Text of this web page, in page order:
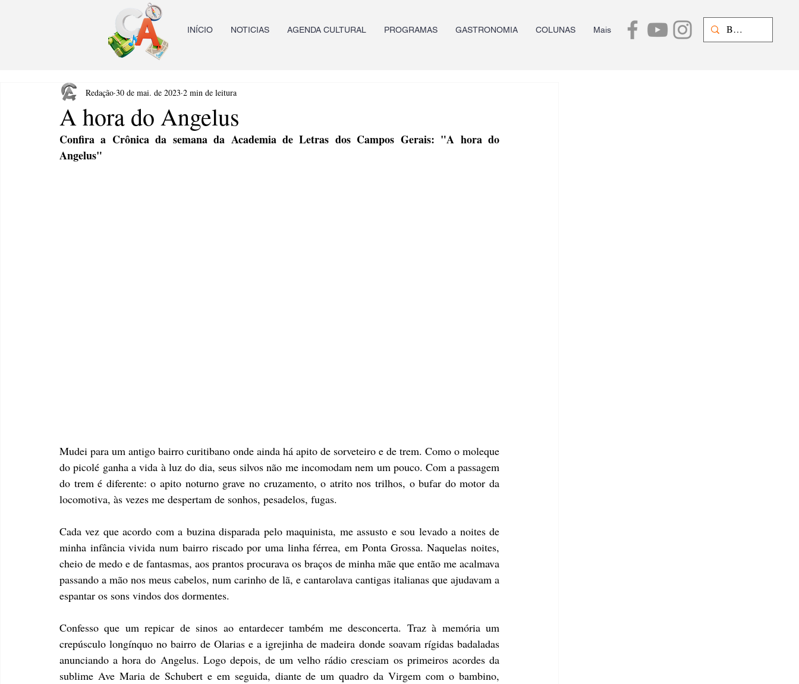
INÍCIO NOTICIAS AGENDA CULTURAL PROGRAMAS GASTRONOMIA COLUNAS Mais
A hora do Angelus
Redação 30 de mai. de 2023 2 min de leitura
Confira a Crônica da semana da Academia de Letras dos Campos Gerais: "A hora do
Angelus"
Mudei para um antigo bairro curitibano onde ainda há apito de sorveteiro e de trem. Como o moleque
do picolé ganha a vida à luz do dia, seus silvos não me incomodam nem um pouco. Com a passagem
do trem é diferente: o apito noturno grave no cruzamento, o atrito nos trilhos, o bufar do motor da
locomotiva, às vezes me despertam de sonhos, pesadelos, fugas.
Cada vez que acordo com a buzina disparada pelo maquinista, me assusto e sou levado a noites de
minha infância vivida num bairro riscado por uma linha férrea, em Ponta Grossa. Naquelas noites,
cheio de medo e de fantasmas, aos prantos procurava os braços de minha mãe que então me acalmava
passando a mão nos meus cabelos, num carinho de lã, e cantarolava cantigas italianas que ajudavam a
espantar os sons vindos dos dormentes.
Confesso que um repicar de sinos ao entardecer também me desconcerta. Traz à memória um
crepúsculo longínquo no bairro de Olarias e a igrejinha de madeira donde soavam rígidas badaladas
anunciando a hora do Angelus. Logo depois, de um velho rádio cresciam os primeiros acordes da
sublime Ave Maria de Schubert e em seguida, diante de um quadro da Virgem com o bambino,